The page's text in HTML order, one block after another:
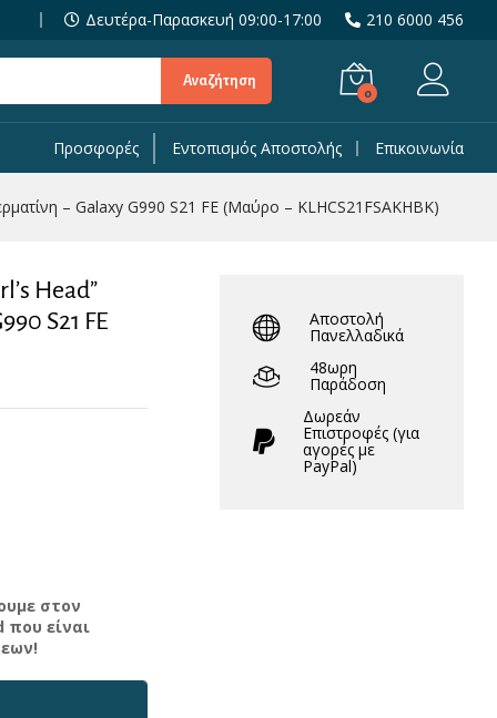
Δευτέρα-Παρασκευή 09:00-17:00 210 6000 456
Αναζήτηση
0
Προσφορές Εντοπισμός Αποστολής Επικοινωνία
– Galaxy G990 S21 FE (Μαύρο – KLHCS21FSAKHBK)
Head”
S21 FE
στον
είναι
Αποστολή
Πανελλαδικά
48ωρη
Παράδοση
Δωρεάν
Eπιστροφές (για
αγορές με
PayPal)
FE (Μαύρο - KLHCS21FSAKHBK)
19,90€